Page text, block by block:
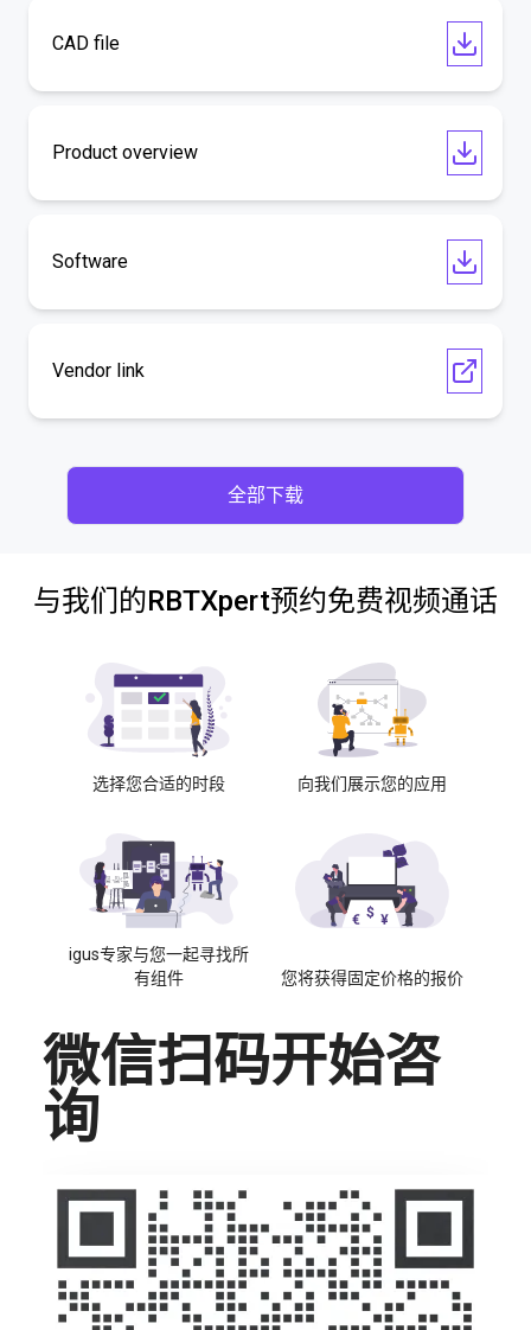
CAD file
Product overview
Software
Vendor link
全部下载
与我们的RBTXpert预约免费视频通话
选择您合适的时段 向我们展示您的应用
igus专家与您一起寻找所
有组件
您将获得固定价格的报价
微信扫码开始咨
询